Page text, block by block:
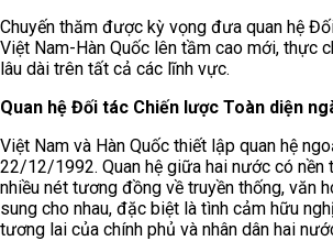
Chuyến thăm được kỳ vọng đưa quan hệ
Việt Nam-Hàn Quốc lên tầm cao mới, thực
lâu dài trên tất cả các lĩnh vực.
Quan hệ Đối tác Chiến lược Toàn diện
Việt Nam và Hàn Quốc thiết lập quan hệ
22/12/1992. Quan hệ giữa hai nước có nền
nhiều nét tương đồng về truyền thống, văn
sung cho nhau, đặc biệt là tình cảm hữu
tương lai của chính phủ và nhân dân hai